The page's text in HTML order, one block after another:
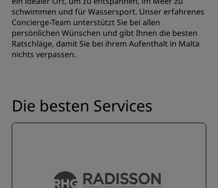
schwimmen und für Wassersport. Unser erfahrenes
Concierge-Team unterstützt Sie bei allen
persönlichen Wünschen und gibt Ihnen die besten
Ratschläge, damit Sie bei ihrem Aufenthalt in Malta
nichts verpassen.
Die besten Services